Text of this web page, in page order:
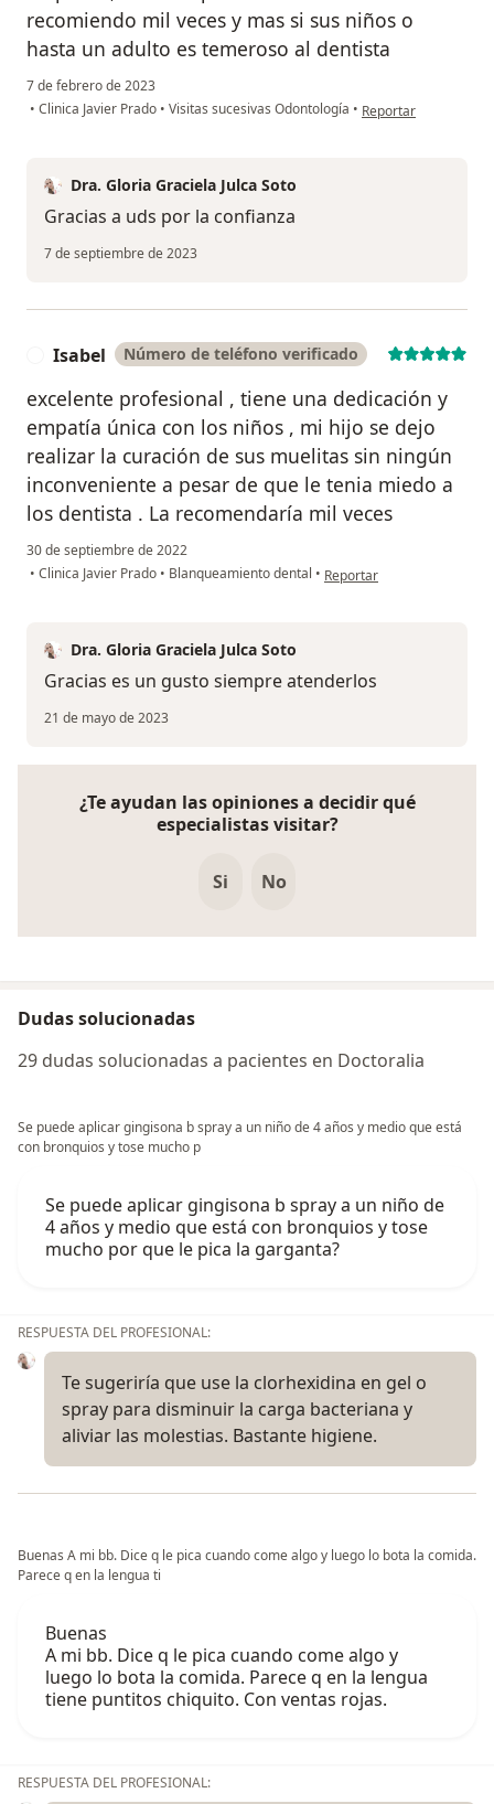
recomiendo mil veces y mas si sus niños o
hasta un adulto es temeroso al dentista
7 de febrero de 2023
• Clinica Javier Prado • Visitas sucesivas Odontología • en opinión del
Reportar
Dra. Gloria Graciela Julca Soto
Gracias a uds por la confianza
7 de septiembre de 2023
Isabel Número de teléfono verificado
excelente profesional , tiene una dedicación y
empatía única con los niños , mi hijo se dejo
realizar la curación de sus muelitas sin ningún
inconveniente a pesar de que le tenia miedo a
los dentista . La recomendaría mil veces
30 de septiembre de 2022
• Clinica Javier Prado • Blanqueamiento dental • en opinión del usuario
Reportar
Dra. Gloria Graciela Julca Soto
Gracias es un gusto siempre atenderlos
21 de mayo de 2023
¿Te ayudan las opiniones a decidir qué
especialistas visitar?
Si No
Dudas solucionadas
29 dudas solucionadas a pacientes en Doctoralia
Se puede aplicar gingisona b spray a un niño de 4 años y medio que está
con bronquios y tose mucho p
Se puede aplicar gingisona b spray a un niño de
4 años y medio que está con bronquios y tose
mucho por que le pica la garganta?
RESPUESTA DEL PROFESIONAL:
Te sugeriría que use la clorhexidina en gel o
spray para disminuir la carga bacteriana y
aliviar las molestias. Bastante higiene.
Buenas A mi bb. Dice q le pica cuando come algo y luego lo bota la comida.
Parece q en la lengua ti
Buenas
A mi bb. Dice q le pica cuando come algo y
luego lo bota la comida. Parece q en la lengua
tiene puntitos chiquito. Con ventas rojas.
RESPUESTA DEL PROFESIONAL: